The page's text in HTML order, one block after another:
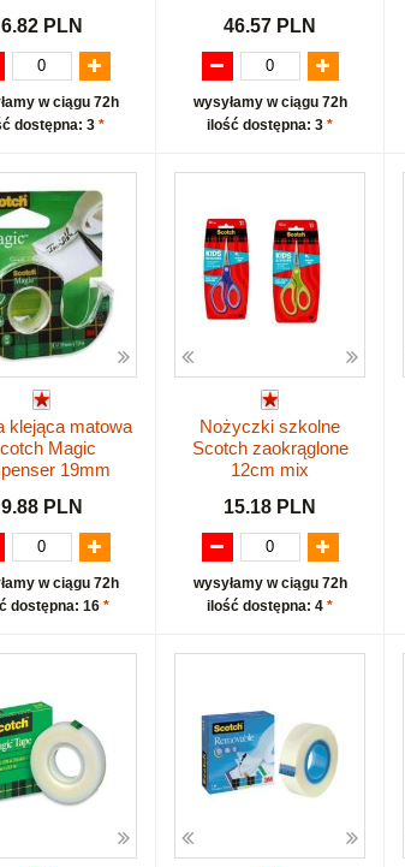
6.82 PLN
w ciągu 72h
dostępna: 3 *
46.57 PLN
wysyłamy w ciągu 72h
ilość dostępna: 3 *
klejąca matowa
Magic
19mm
9.88 PLN
w ciągu 72h
dostępna: 16 *
Nożyczki szkolne
Scotch zaokrąglone
12cm mix
15.18 PLN
wysyłamy w ciągu 72h
ilość dostępna: 4 *